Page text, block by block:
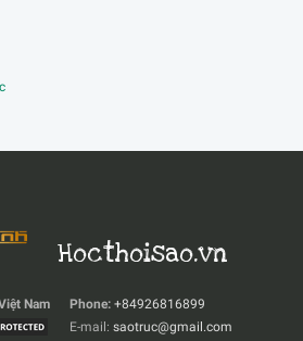
Hocthoisao.vn
Phone: +84926816899
E-mail: saotruc@gmail.com
Nam